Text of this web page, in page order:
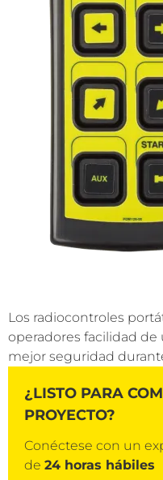
Los radiocontroles
operadores facilidad de
mejor seguridad
¿LISTO PARA
PROYECTO?
Conéctese con un
de 24 horas hábiles